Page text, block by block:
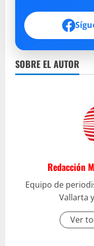
SOBRE EL AUTOR
Redacción
Equipo de
Vallarta
Ver